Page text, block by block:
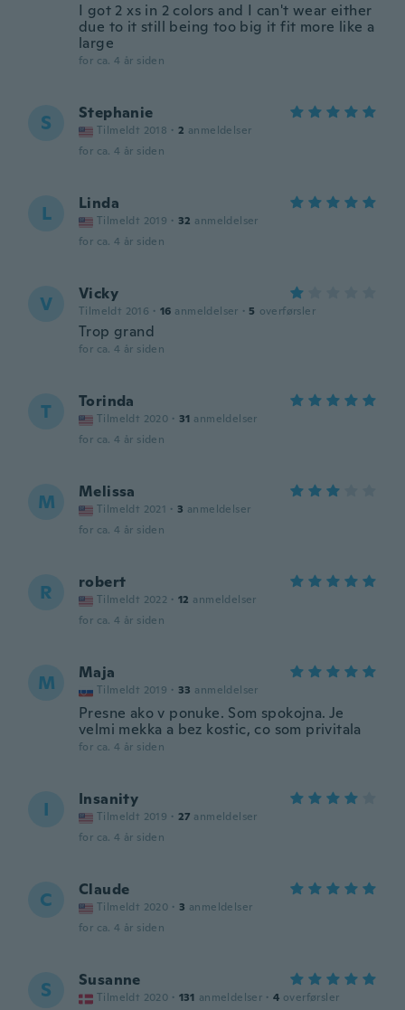
I got 2 xs in 2 colors and I can't wear either
due to it still being too big it fit more like a
large
for ca. 4 år siden
S Stephanie
Tilmeldt 2018 · 2 anmeldelser
for ca. 4 år siden
L Linda
Tilmeldt 2019 · 32 anmeldelser
for ca. 4 år siden
V Vicky
Tilmeldt 2016 · 16 anmeldelser · 5 overførsler
Trop grand
for ca. 4 år siden
T Torinda
Tilmeldt 2020 · 31 anmeldelser
for ca. 4 år siden
M Melissa
Tilmeldt 2021 · 3 anmeldelser
for ca. 4 år siden
R robert
Tilmeldt 2022 · 12 anmeldelser
for ca. 4 år siden
M Maja
Tilmeldt 2019 · 33 anmeldelser
Presne ako v ponuke. Som spokojna. Je
velmi mekka a bez kostic, co som privitala
for ca. 4 år siden
I Insanity
Tilmeldt 2019 · 27 anmeldelser
for ca. 4 år siden
C Claude
Tilmeldt 2020 · 3 anmeldelser
for ca. 4 år siden
S Susanne
Tilmeldt 2020 · 131 anmeldelser · 4 overførsler